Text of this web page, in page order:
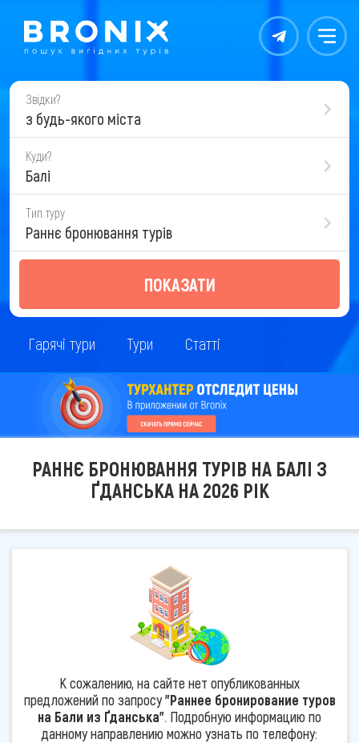
Контакты Меню
Звідки?
з будь-якого міста
Куди?
Балі
Тип туру
Раннє бронювання турів
ПОКАЗАТИ
Гарячі тури Тури Статті
РАННЄ БРОНЮВАННЯ ТУРІВ НА БАЛІ З
ҐДАНСЬКА НА 2026 РІК
К сожалению, на сайте нет опубликованных
предложений по запросу"Раннее бронирование туров
на Бали из Ґданська". Подробную информацию по
данному направлению можно узнать по телефону: